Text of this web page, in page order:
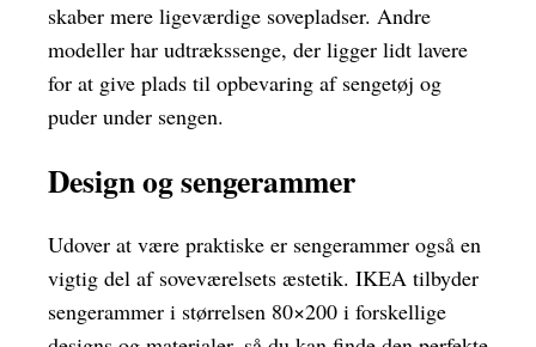
skaber mere ligeværdige sovepladser. Andre
modeller har udtrækssenge, der ligger lidt lavere
for at give plads til opbevaring af sengetøj og
puder under sengen.
Design og sengerammer
Udover at være praktiske er sengerammer også en
vigtig del af soveværelsets æstetik. IKEA tilbyder
sengerammer i størrelsen 80×200 i forskellige